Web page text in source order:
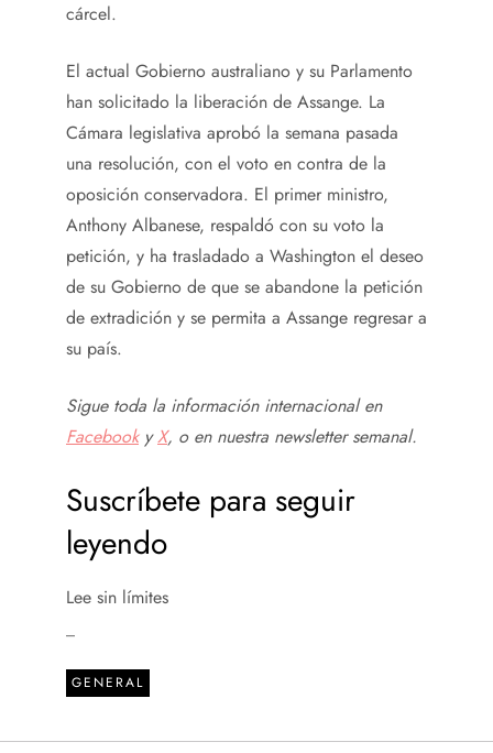
cárcel.
El actual Gobierno australiano y su Parlamento
han solicitado la liberación de Assange. La
Cámara legislativa aprobó la semana pasada
una resolución, con el voto en contra de la
oposición conservadora. El primer ministro,
Anthony Albanese, respaldó con su voto la
petición, y ha trasladado a Washington el deseo
de su Gobierno de que se abandone la petición
de extradición y se permita a Assange regresar a
su país.
Sigue toda la información internacional en
FacebookyX, o en nuestra newsletter semanal.
Suscríbete para seguir
leyendo
Lee sin límites
GENERAL